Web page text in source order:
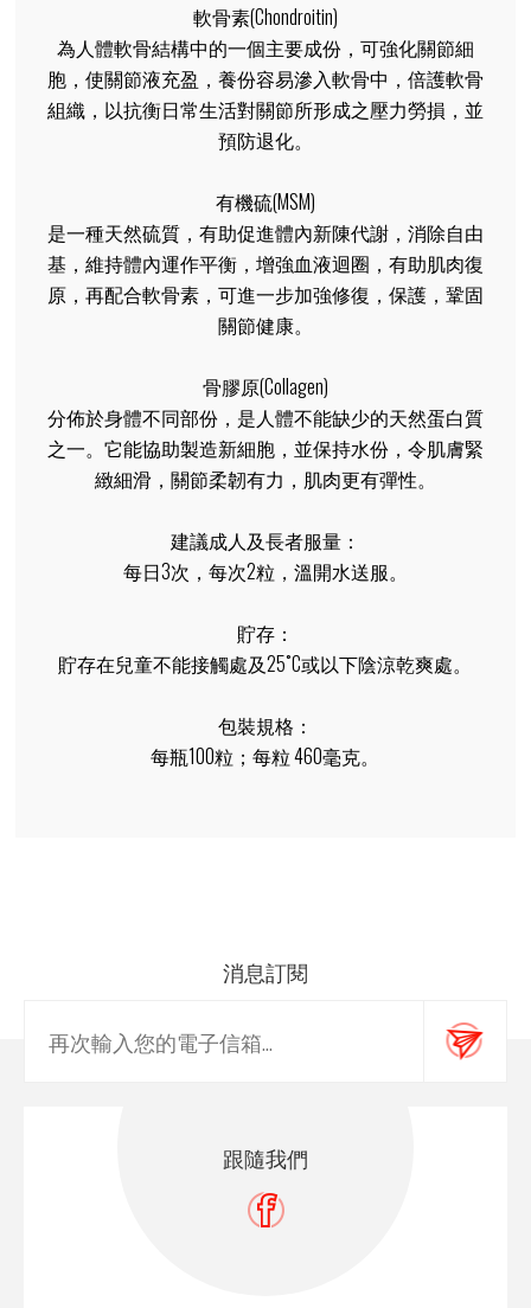
軟骨素(Chondroitin)
為人體軟骨結構中的一個主要成份，可強化關節細
胞，使關節液充盈，養份容易滲入軟骨中，倍護軟骨
組織，以抗衡日常生活對關節所形成之壓力勞損，並
預防退化。
有機硫(MSM)
是一種天然硫質，有助促進體內新陳代謝，消除自由
基，維持體內運作平衡，增強血液迴圈，有助肌肉復
原，再配合軟骨素，可進一步加強修復，保護，鞏固
關節健康。
骨膠原(Collagen)
分佈於身體不同部份，是人體不能缺少的天然蛋白質
之一。它能協助製造新細胞，並保持水份，令肌膚緊
緻細滑，關節柔韌有力，肌肉更有彈性。
建議成人及長者服量：
每日3次，每次2粒，溫開水送服。
貯存：
貯存在兒童不能接觸處及25˚C或以下陰涼乾爽處。
包裝規格：
每瓶100粒；每粒 460毫克。
消息訂閱
跟隨我們